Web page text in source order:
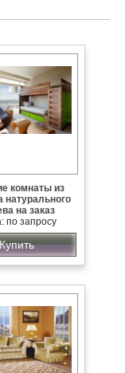
комнаты из
натурального
на заказ
по запросу
Купить